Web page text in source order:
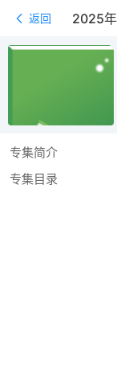
返回
专集简介
专集目录